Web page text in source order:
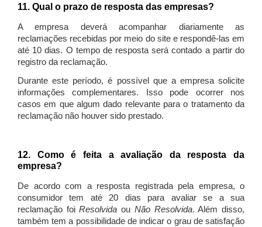
11. Qual o prazo de resposta das empresas?
A empresa deverá acompanhar diariamente as
reclamações recebidas por meio do site e respondê-las em
até 10 dias. O tempo de resposta será contado a partir do
registro da reclamação.
Durante este período, é possível que a empresa solicite
informações complementares. Isso pode ocorrer nos
casos em que algum dado relevante para o tratamento da
reclamação não houver sido prestado.
12. Como é feita a avaliação da resposta da
empresa?
De acordo com a resposta registrada pela empresa, o
consumidor tem até 20 dias para avaliar se a sua
reclamação foiResolvida ou Não Resolvida. Além disso,
também tem a possibilidade de indicar o grau de satisfação